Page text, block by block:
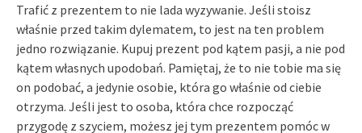
Trafić z prezentem to nie lada wyzywanie. Jeśli stoisz
właśnie przed takim dylematem, to jest na ten problem
jedno rozwiązanie. Kupuj prezent pod kątem pasji, a nie pod
kątem własnych upodobań. Pamiętaj, że to nie tobie ma się
on podobać, a jedynie osobie, która go właśnie od ciebie
otrzyma. Jeśli jest to osoba, która chce rozpocząć
przygodę z szyciem, możesz jej tym prezentem pomóc w